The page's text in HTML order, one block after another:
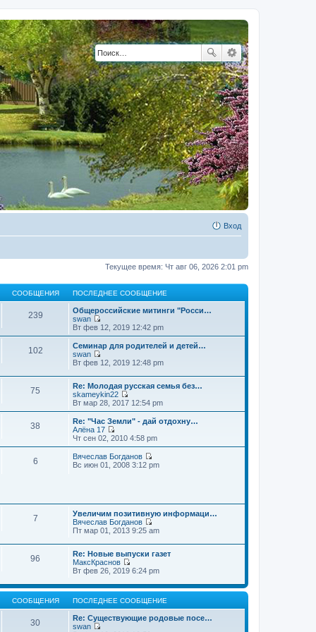
Вход
Текущее время: Чт авг 06, 2026 2:01 pm
СООБЩЕНИЯ ПОСЛЕДНЕЕ СООБЩЕНИЕ
239
Общероссийские митинги "Росси…
swan
П
е
р
е
й
т
и
к
п
о
с
л
е
д
м
у
б
щ
е
н
ю
Вт фев 12, 2019 12:42 pm
102
Семинар для родителей и детей…
swan
П
р
е
й
т
и
к
п
о
с
л
е
у
с
о
о
щ
е
н
и
Вт фев 12, 2019 12:48 pm
75
Re: Молодая русская семья без…
skameykin22
П
е
р
е
й
к
п
е
д
н
е
у
с
о
о
щ
н
ю
Вт мар 28, 2017 12:54 pm
38
Re: "Час Земли" - дай отдохну…
Алёна 17
П
е
р
е
й
п
о
с
л
д
н
е
м
с
о
о
щ
Чт сен 02, 2010 4:58 pm
6
Вячеслав Богданов
П
т
и
п
л
д
е
м
у
с
Вс июн 01, 2008 3:12 pm
7
Увеличим позитивную информаци…
Вячеслав Богданов
П
р
е
т
к
п
о
л
Пт мар 01, 2013 9:25 am
96
Re: Новые выпуски газет
МаксКраснов
П
р
е
й
т
и
Вт фев 26, 2019 6:24 pm
СООБЩЕНИЯ ПОСЛЕДНЕЕ СООБЩЕНИЕ
30
Re: Существующие родовые посе…
swan